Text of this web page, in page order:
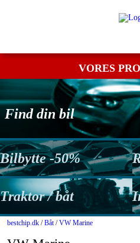
VORES
Find din bil
Bilbytte -50%
Traktor / båt
bestchip.dk /Båt/VW Marine